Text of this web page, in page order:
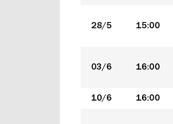
28/5 15:00
03/6 16:00
10/6 16:00